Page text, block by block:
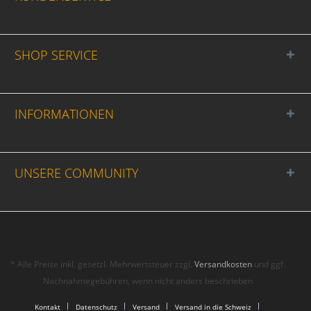
SHOP SERVICE
INFORMATIONEN
UNSERE COMMUNITY
* Alle Preise inkl. gesetzl. Mehrwertsteuer zzgl.Versandkosten und ggf.
Nachnahmegebühren, wenn nicht anders beschrieben
Kontakt Datenschutz Versand Versand in die Schweiz